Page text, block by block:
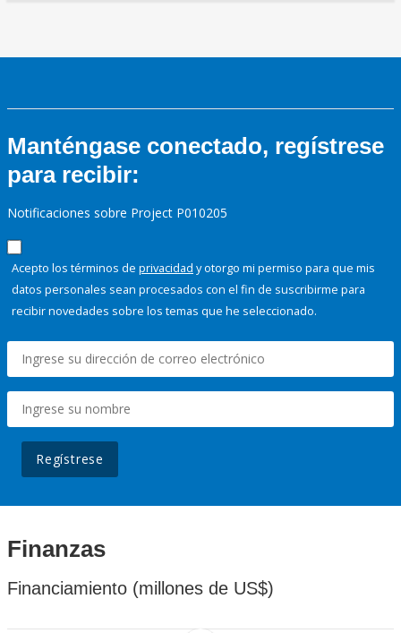
Manténgase conectado, regístrese
para recibir:
Notificaciones sobre Project P010205
Acepto los términos de privacidad y otorgo mi permiso para que mis
datos personales sean procesados con el fin de suscribirme para
recibir novedades sobre los temas que he seleccionado.
Regístrese
Finanzas
Financiamiento (millones de US$)